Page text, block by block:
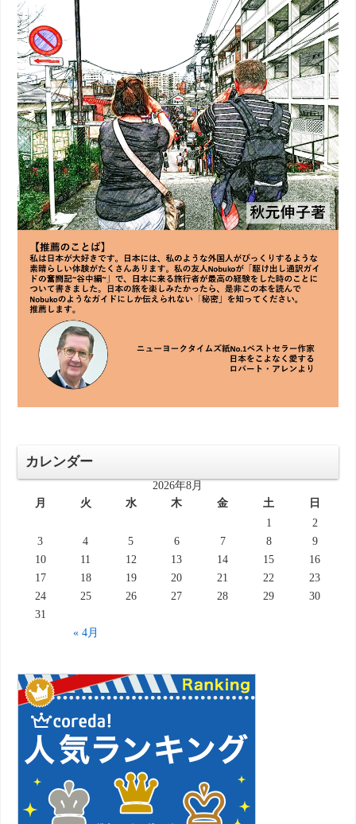
カレンダー
2026年8月
月
火 水 木 金 土 日
« 4月
1
2
3
4 5 6 7 8
9
10
11 12 13 14 15
16
17
18 19 20 21 22
23
24
25 26 27 28 29
30
31